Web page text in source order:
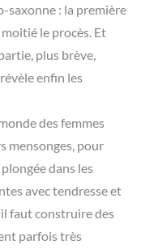
saxonne : la première
le procès. Et
plus brève,
enfin les
des femmes
mensonges, pour
dans les
avec tendresse et
faut construire des
parfois très